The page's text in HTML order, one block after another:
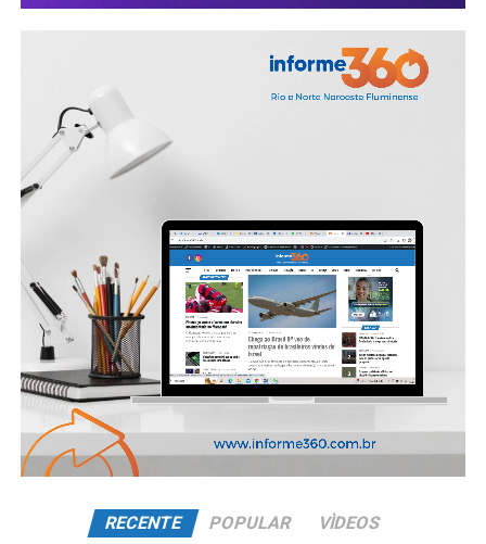
RECENTE POPULAR VÌDEOS